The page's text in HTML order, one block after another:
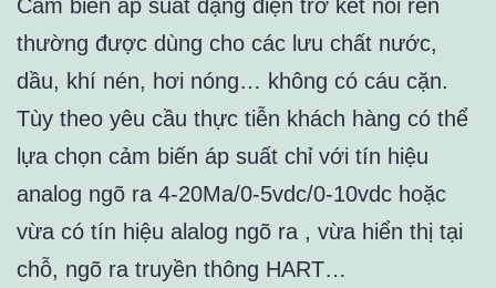
Cảm biến áp suất dạng điện trở kết nối ren
thường được dùng cho các lưu chất nước,
dầu, khí nén, hơi nóng… không có cáu cặn.
Tùy theo yêu cầu thực tiễn khách hàng có thể
lựa chọn cảm biến áp suất chỉ với tín hiệu
analog ngõ ra 4-20Ma/0-5vdc/0-10vdc hoặc
vừa có tín hiệu alalog ngõ ra , vừa hiển thị tại
chỗ, ngõ ra truyền thông HART…